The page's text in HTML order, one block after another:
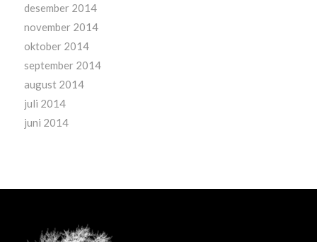
desember 2014
november 2014
oktober 2014
september 2014
august 2014
juli 2014
juni 2014